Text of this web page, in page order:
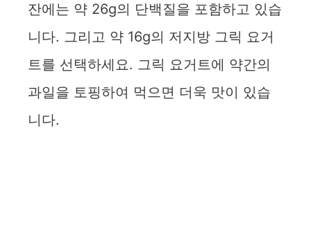
잔에는 약 26g의 단백질을 포함하고 있습
니다. 그리고 약 16g의 저지방 그릭 요거
트를 선택하세요. 그릭 요거트에 약간의
과일을 토핑하여 먹으면 더욱 맛이 있습
니다.